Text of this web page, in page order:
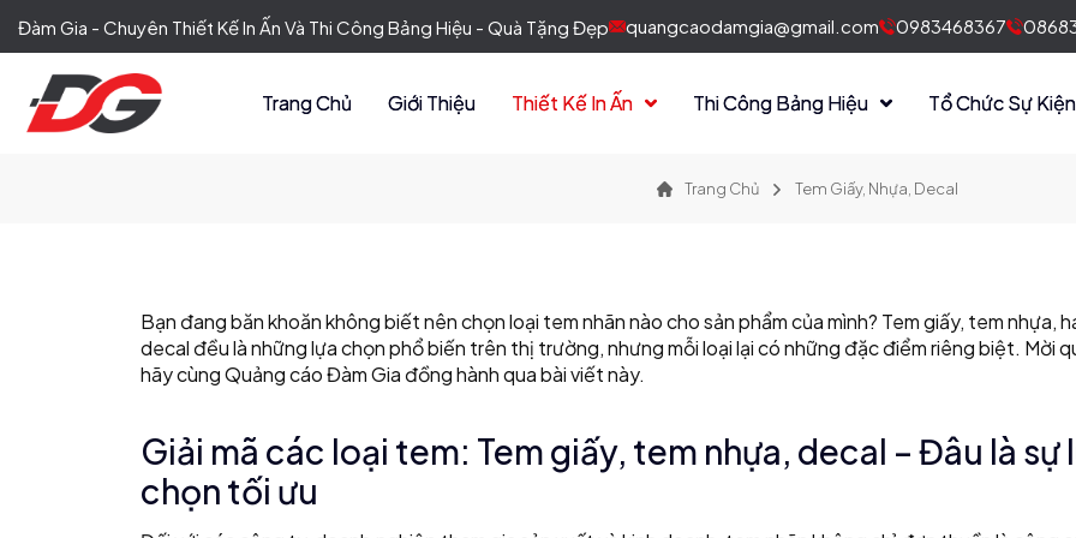
Đàm Gia - Chuyên Thiết Kế In Ấn Và Thi Công Bảng Hiệu - Quà Tặng Đẹp quangcaodamgia@gmail.com 0983468367
Trang Chủ Giới Thiệu Thiết Kế In Ấn Thi Công Bảng Hiệu Tổ Chức Sự Kiện
Trang Chủ Tem Giấy, Nhựa, Decal
Bạn đang băn khoăn không biết nên chọn loại tem nhãn nào cho sản phẩm của mình? Tem giấy, tem nhựa,
decal đều là những lựa chọn phổ biến trên thị trường, nhưng mỗi loại lại có những đặc điểm riêng biệt. Mời
hãy cùng Quảng cáo Đàm Gia đồng hành qua bài viết này.
Giải mã các loại tem: Tem giấy, tem nhựa, decal – Đâu là sự
chọn tối ưu